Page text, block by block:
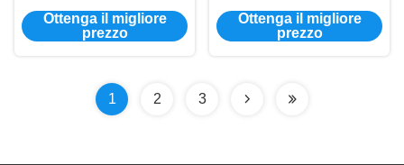
di 316 corsie modello
della bobina di
Ottenga il migliore
prezzo
accessori di svago non
gonfiabile del balcone
Ottenga il migliore
prezzo
1 2 3